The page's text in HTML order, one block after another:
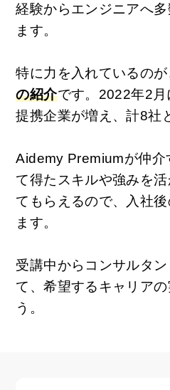
経験からエンジニアへ
ます。
特に力を入れているのが
の紹介です。 2022年2月
提携企業が増え、計8社
Aidemy Premiumが仲介
て得たスキルや強みを
てもらえるので、入社
ます。
受講中からコンサルタ
て、希望するキャリア
う。